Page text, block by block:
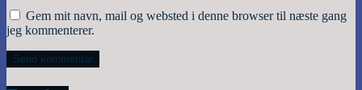
Gem mit navn, mail og websted i denne browser til næste gang
jeg kommenterer.